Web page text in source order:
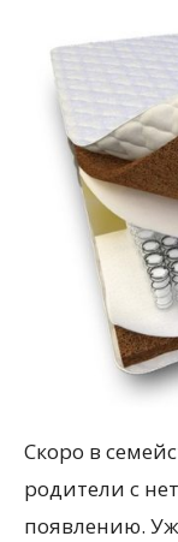
Скоро в
родители с
появлению.